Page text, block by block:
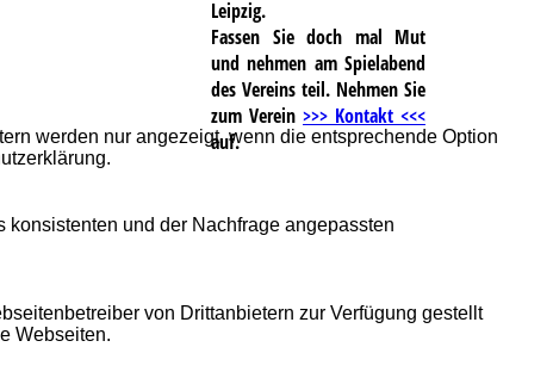
Leipzig.
Fassen Sie doch mal Mut
und nehmen am Spielabend
des Vereins teil. Nehmen Sie
zum Verein >>> Kontakt <<<
auf.
werden nur angezeigt, wenn die entsprechende Option
und der Nachfrage angepassten
von Drittanbietern zur Verfügung gestellt
Webseiten.